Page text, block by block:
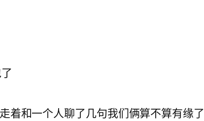
着和一个人聊了几句我们俩算不算有缘了